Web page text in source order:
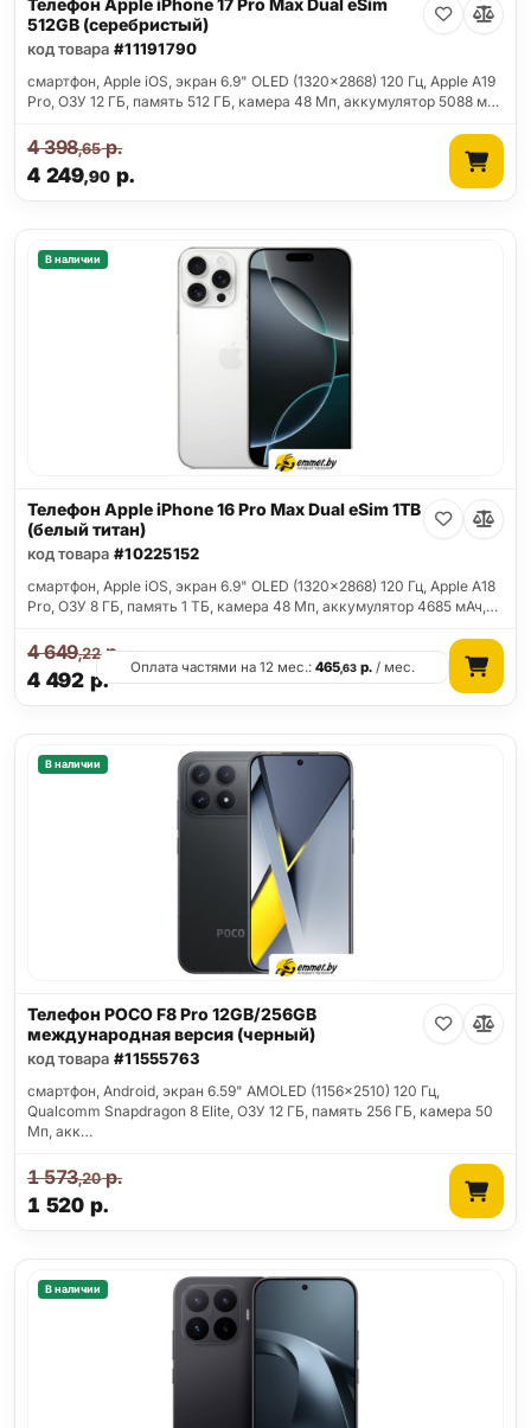
Телефон Apple iPhone 17 Pro Max Dual eSim
512GB (серебристый)
код товара #11191790
смартфон, Apple iOS, экран 6.9" OLED (1320x2868) 120 Гц, Apple A19
Pro, ОЗУ 12 ГБ, память 512 ГБ, камера 48 Мп, аккумулятор 5088 м…
4 249,90 р.
4 398,65р.
В наличии
Телефон Apple iPhone 16 Pro Max Dual eSim 1TB
(белый титан)
код товара #10225152
смартфон, Apple iOS, экран 6.9" OLED (1320x2868) 120 Гц, Apple A18
Pro, ОЗУ 8 ГБ, память 1 ТБ, камера 48 Мп, аккумулятор 4685 мАч,…
4 492 р.
4 649,22р.
Оплата частями на 12 мес.:465,63 р. / мес.
В наличии
Телефон POCO F8 Pro 12GB/256GB
международная версия (черный)
код товара #11555763
смартфон, Android, экран 6.59" AMOLED (1156x2510) 120 Гц,
Qualcomm Snapdragon 8 Elite, ОЗУ 12 ГБ, память 256 ГБ, камера 50
Мп, акк…
1 520 р.
1 573,20р.
В наличии